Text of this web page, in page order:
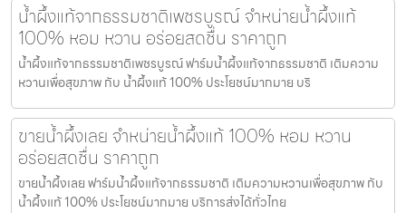
น้ำผึ้งแท้จากธรรมชาติเพชรบูรณ์ จำหน่ายน้ำผึ้งแท้
100% หอม หวาน อร่อยสดชื่น ราคาถูก
น้ำผึ้งแท้จากธรรมชาติเพชรบูรณ์ ฟาร์มน้ำผึ้งแท้จากธรรมชาติ เติมความ
หวานเพื่อสุขภาพ กับ น้ำผึ้งแท้ 100% ประโยชน์มากมาย บริ
ขายน้ำผึ้งเลย จำหน่ายน้ำผึ้งแท้ 100% หอม หวาน
อร่อยสดชื่น ราคาถูก
ขายน้ำผึ้งเลย ฟาร์มน้ำผึ้งแท้จากธรรมชาติ เติมความหวานเพื่อสุขภาพ กับ
น้ำผึ้งแท้ 100% ประโยชน์มากมาย บริการส่งได้ทั่วไทย